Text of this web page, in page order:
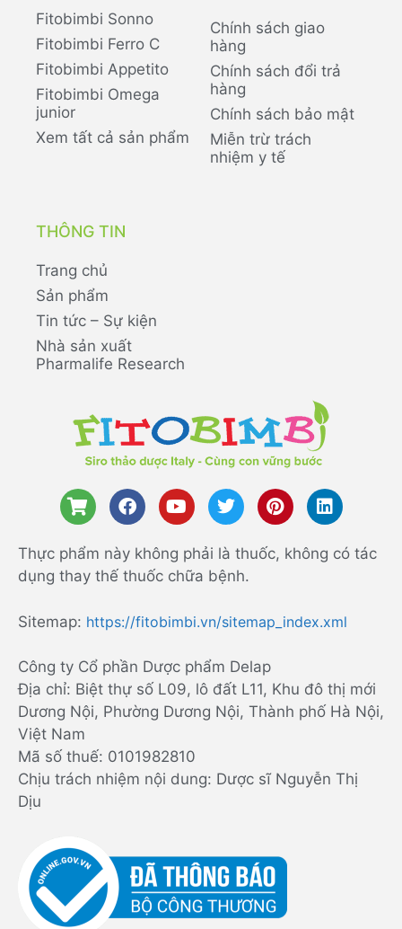
Fitobimbi Sonno
Fitobimbi Ferro C
Fitobimbi Appetito
Fitobimbi Omega
junior
Xem tất cả sản phẩm
Chính sách giao
hàng
Chính sách đổi trả
hàng
Chính sách bảo mật
Miễn trừ trách
nhiệm y tế
THÔNG TIN
Trang chủ
Sản phẩm
Tin tức – Sự kiện
Nhà sản xuất
Pharmalife Research
Thực phẩm này không phải là thuốc, không có tác
dụng thay thế thuốc chữa bệnh.
Sitemap: https://fitobimbi.vn/sitemap_index.xml
Công ty Cổ phần Dược phẩm Delap
Địa chỉ: Biệt thự số L09, lô đất L11, Khu đô thị mới
Dương Nội, Phường Dương Nội, Thành phố Hà Nội,
Việt Nam
Mã số thuế: 0101982810
Chịu trách nhiệm nội dung: Dược sĩ Nguyễn Thị
Dịu